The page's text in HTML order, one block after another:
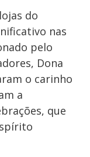
do
nas
pelo
Dona
o carinho
a
que